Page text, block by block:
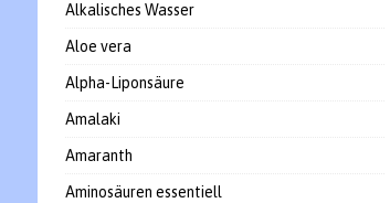
Alkalisches Wasser
Aloe vera
Alpha-Liponsäure
Amalaki
Amaranth
Aminosäuren essentiell